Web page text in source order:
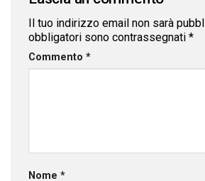
Il tuo indirizzo email non sarà
obbligatori sono contrassegnati *
Commento *
Nome *